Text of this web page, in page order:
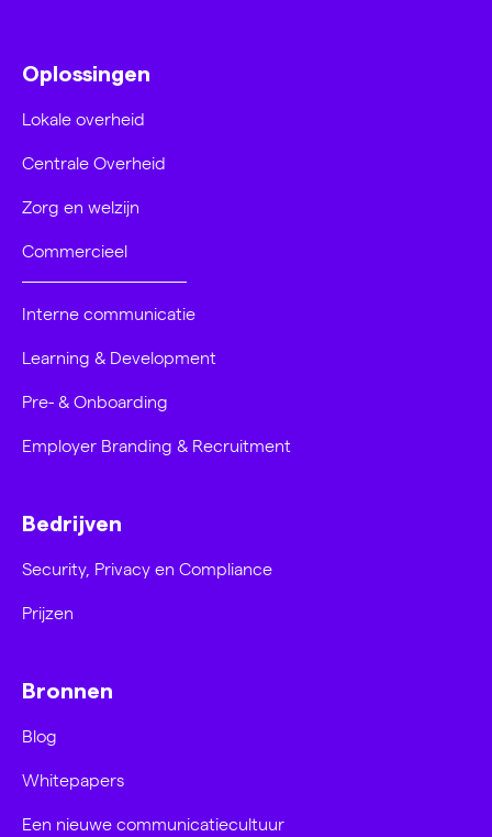
Oplossingen
Lokale overheid
Centrale Overheid
Zorg en welzijn
Commercieel
Interne communicatie
Learning & Development
Pre- & Onboarding
Employer Branding & Recruitment
Bedrijven
Security, Privacy en Compliance
Prijzen
Bronnen
Blog
Whitepapers
Een nieuwe communicatiecultuur